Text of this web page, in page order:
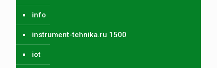
info
instrument-tehnika.ru 1500
iot